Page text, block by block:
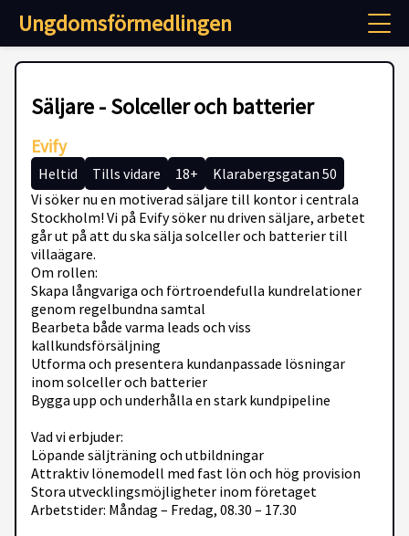
Ungdomsförmedlingen
Säljare - Solceller och batterier
Evify
Heltid Tills vidare 18+
Klarabergsgatan 50
Vi söker nu en motiverad säljare till kontor i centrala
Stockholm! Vi på Evify söker nu driven säljare, arbetet
går ut på att du ska sälja solceller och batterier till
villaägare.
Om rollen:
Skapa långvariga och förtroendefulla kundrelationer
genom regelbundna samtal
Bearbeta både varma leads och viss
kallkundsförsäljning
Utforma och presentera kundanpassade lösningar
inom solceller och batterier
Bygga upp och underhålla en stark kundpipeline
Vad vi erbjuder:
Löpande säljträning och utbildningar
Attraktiv lönemodell med fast lön och hög provision
Stora utvecklingsmöjligheter inom företaget
Arbetstider: Måndag – Fredag, 08.30 – 17.30